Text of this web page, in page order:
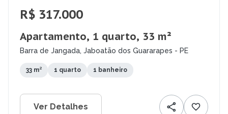
R$ 317.000
Apartamento, 1 quarto, 33 m²
Barra de Jangada, Jaboatão dos Guararapes - PE
33 m² 1 quarto 1 banheiro
Ver Detalhes